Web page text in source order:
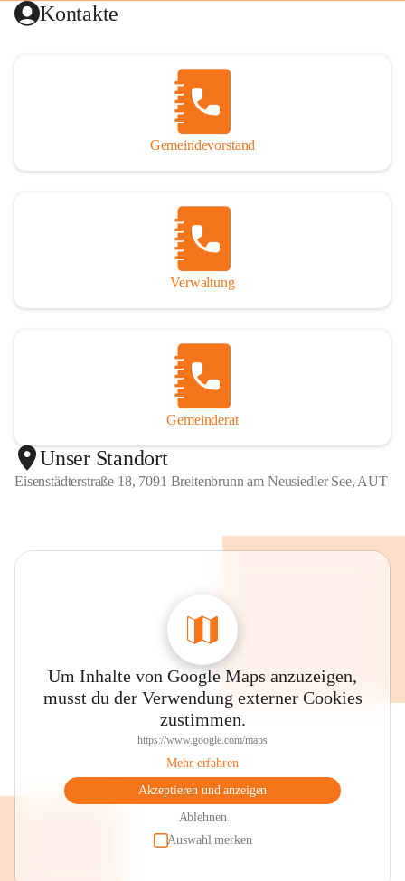
Kontakte
Gemeindevorstand
Verwaltung
Gemeinderat
Unser Standort
Eisenstädterstraße 18, 7091 Breitenbrunn am Neusiedler See, AUT
Um Inhalte von Google Maps anzuzeigen,
musst du der Verwendung externer Cookies
zustimmen.
https://www.google.com/maps
Mehr erfahren
Akzeptieren und anzeigen
Ablehnen
Auswahl merken